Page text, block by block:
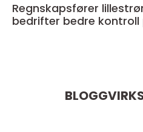
Regnskapsfører lillestrøm slik får
bedrifter bedre kontroll